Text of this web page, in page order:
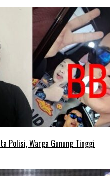
Polisi, Warga Gunung Tinggi